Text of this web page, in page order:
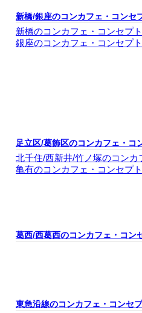
新橋/銀座のコンカフェ・コンセ
新橋のコンカフェ・コンセプ
銀座のコンカフェ・コンセプ
足立区/葛飾区のコンカフェ・コ
北千住/西新井/竹ノ塚のコンカ
亀有のコンカフェ・コンセプ
葛西/西葛西のコンカフェ・コン
東急沿線のコンカフェ・コンセ